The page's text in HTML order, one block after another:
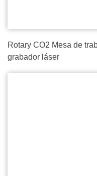
Rotary CO2 Mesa de
grabador láser